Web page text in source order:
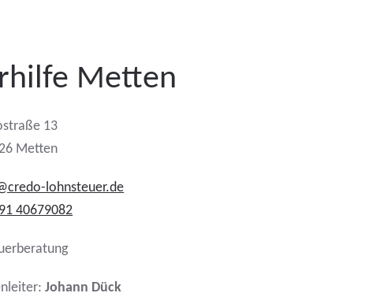
Metten
13
Metten
lohnsteuer.de
40679082
Johann Dück